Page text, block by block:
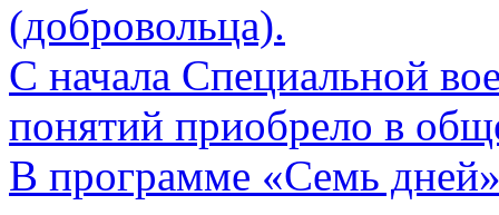
(добровольца).
С начала Специальной
понятий приобрело в
В программе «Семь